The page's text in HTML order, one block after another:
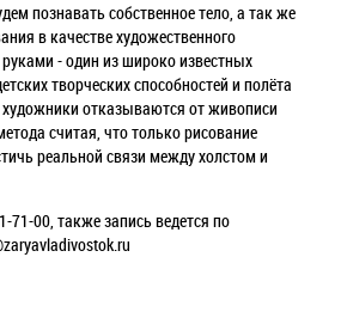
познавать собственное тело, а так же
в качестве художественного
- один из широко известных
творческих способностей и полёта
отказываются от живописи
считая, что только рисование
реальной связи между холстом и
71-00, также запись ведется по